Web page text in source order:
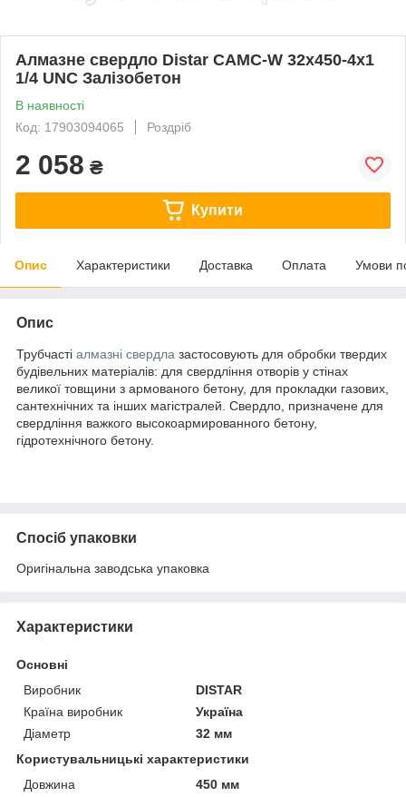
Алмазне свердло Distar САМС-W 32x450-4x1
1/4 UNC Залізобетон
В наявності
Код: 17903094065
Роздріб
2 058 ₴
Купити
Опис Характеристики Доставка Оплата Умови
Опис
Трубчасті алмазні свердла застосовують для обробки твердих
будівельних матеріалів: для свердління отворів у стінах
великої товщини з армованого бетону, для прокладки газових,
сантехнічних та інших магістралей. Свердло, призначене для
свердління важкого высокоармированного бетону,
гідротехнічного бетону.
Спосіб упаковки
Оригінальна заводська упаковка
Характеристики
Основні
Виробник
DISTAR
Країна виробник
Україна
Діаметр
32 мм
Користувальницькі характеристики
Довжина
450 мм